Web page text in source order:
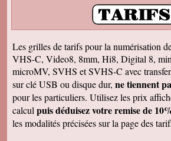
Le colis est effectivement arrivé le
de Noël, c'était parfait. Elle est
pouvoir passer à nouveau un
Encore merci pour votre
de la pub si l'occasion se
souhaite une bonne année avec
vidéos à transposer. Bien
Séverine L
J'ai reçu le colis . Merci ça a l'air
Bonnes fêtes et à très bientôt pour
travaux.
Les grilles de tarifs pour la numérisation
VHS-C, Video8, 8mm, Hi8, Digital 8,
microMV, SVHS et SVHS-C avec
sur clé USB ou disque dur, ne tiennent
pour les particuliers. Utilisez les prix
calcul puis déduisez votre remise de
les modalités précisées sur la page des